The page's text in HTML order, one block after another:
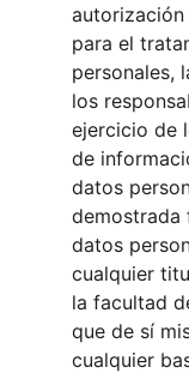
para el
personales,
los
ejercicio de
de
datos
demostrada
datos
cualquier
la facultad
que de sí
cualquier